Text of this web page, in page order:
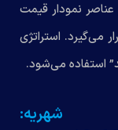
عناصر نمودار قیمت
می‌گیرد. استراتژی
شهریه: